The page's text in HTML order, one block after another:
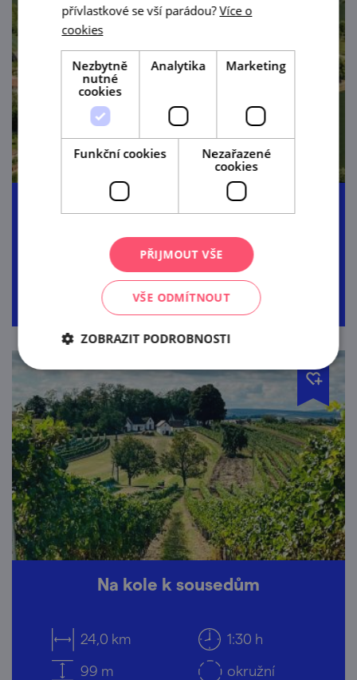
Krajem vína a Maryši
57,0 km
4:00 h
381 m
liniová
Na kole k sousedům
24,0 km
1:30 h
99 m
okružní
přívlastkové se vší parádou?Více o
cookies
Nezbytně
nutné
cookies
Analytika Marketing
Funkční cookies
Nezařazené
cookies
PŘIJMOUT VŠE
VŠE ODMÍTNOUT
ZOBRAZIT PODROBNOSTI